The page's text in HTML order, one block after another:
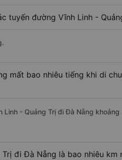
tuyến đường Vĩnh Linh -
mất bao nhiêu tiếng khi di
- Quảng Trị đi Đà Nẵng
đi Đà Nẵng là bao nhiêu km